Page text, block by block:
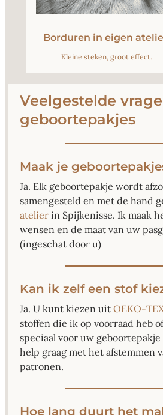
Borduren in eigen
Kleine steken, groot effect.
Veelgestelde
geboortepakjes
Maak je
Ja. Elk geboortepakje wordt
samengesteld en met de hand
atelier in Spijkenisse. Ik maak
wensen en de maat van uw
(ingeschat door u)
Kan ik zelf een stof
Ja. U kunt kiezen uitOEKO-
stoffen die ik op voorraad heb
speciaal voor uw
help graag met het afstemmen
patronen.
Hoe lang duurt het